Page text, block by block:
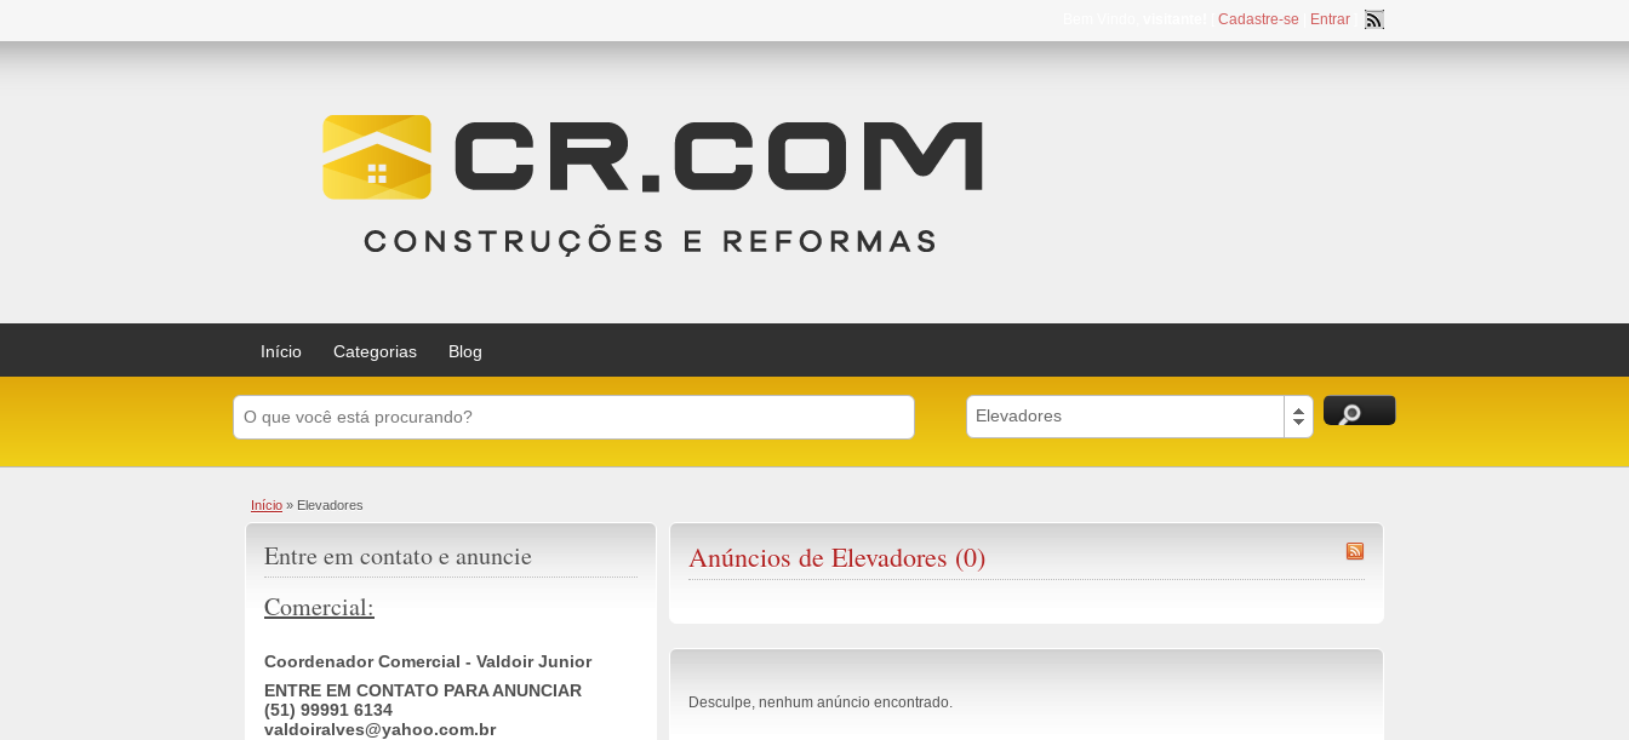
Cadastre-se Entrar
Início Categorias Blog
Elevadores
Início » Elevadores
Anúncios de Elevadores (0)
Desculpe, nenhum anúncio encontrado.
Entre em contato e anuncie
Comercial:
Coordenador Comercial - Valdoir Junior
ENTRE EM CONTATO PARA ANUNCIAR
(51) 99991 6134
valdoiralves@yahoo.com.br